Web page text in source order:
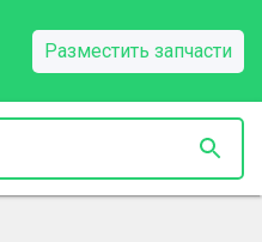
Разместить запчасти